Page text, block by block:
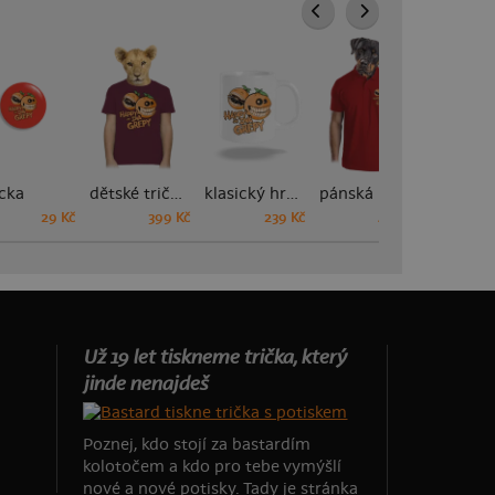
29 Kč
dětské tričko
399 Kč
klasický hrnek
239 Kč 449 Kč
Už 19 let tiskneme trička, který
jinde nenajdeš
Poznej, kdo stojí za bastardím
kolotočem a kdo pro tebe vymýšlí
nové a nové potisky. Tady je stránka